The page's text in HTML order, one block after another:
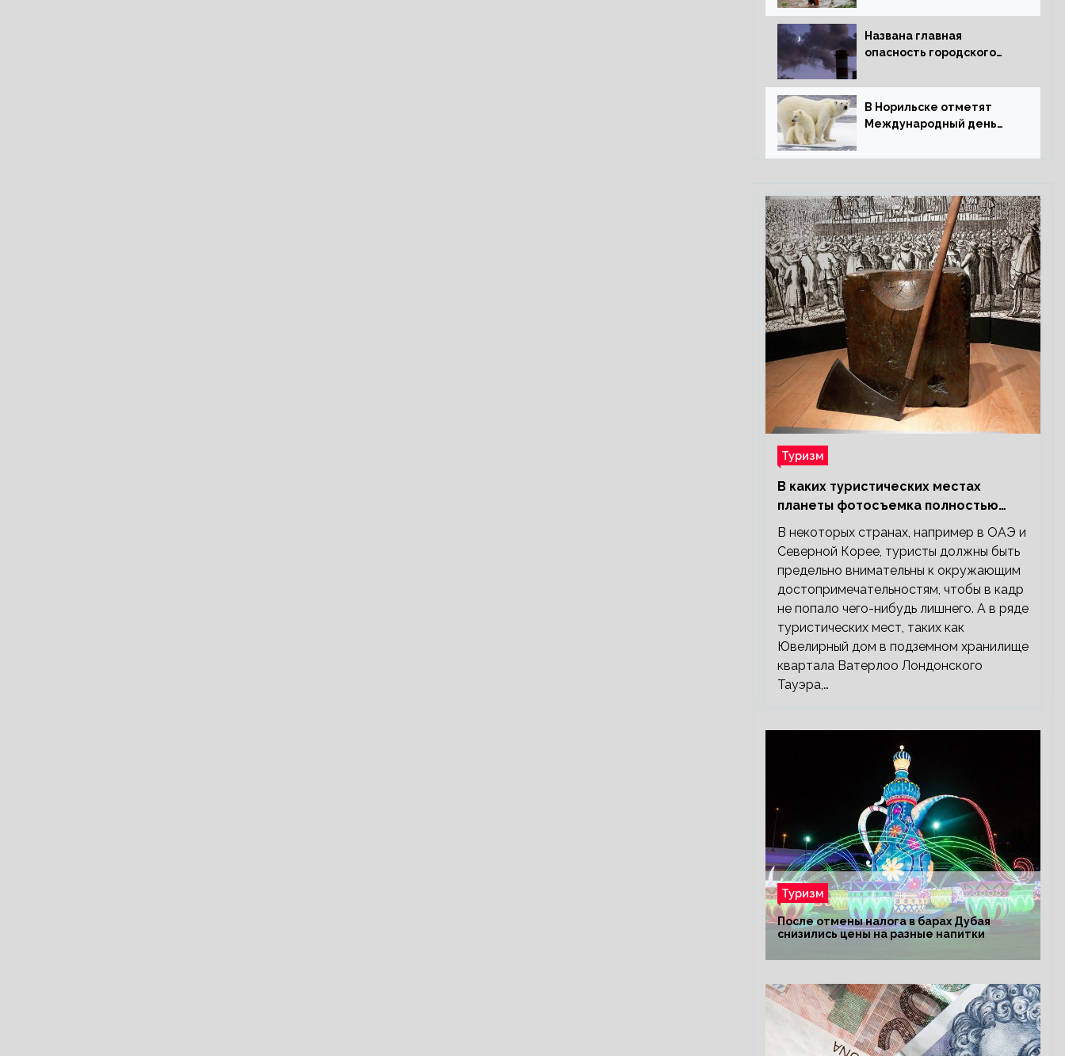
Названа главная
опасность городского
В Норильске отметят
Международный день
Туризм
В каких туристических местах
планеты фотосъемка полностью
запрещена?
В некоторых странах, например в ОАЭ и
Северной Корее, туристы должны быть
предельно внимательны к окружающим
достопримечательностям, чтобы в кадр
не попало чего-нибудь лишнего. А в ряде
туристических мест, таких как
Ювелирный дом в подземном хранилище
квартала Ватерлоо Лондонского
Тауэра,…
Туризм
После отмены налога в барах Дубая
снизились цены на разные напитки